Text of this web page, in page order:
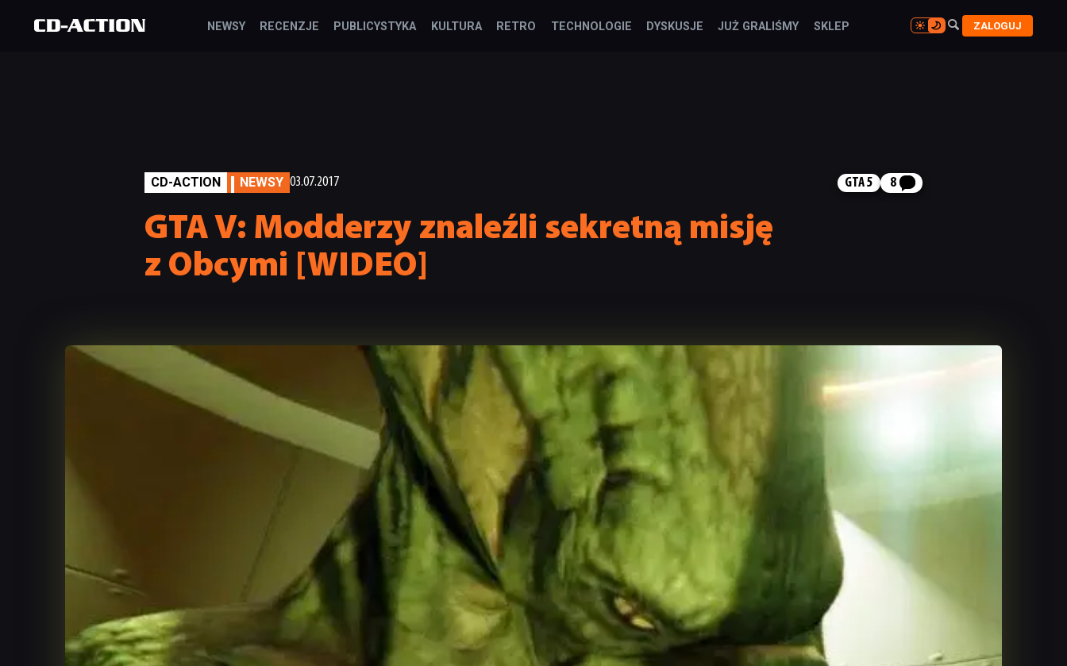
NEWSY RECENZJE PUBLICYSTYKA KULTURA RETRO TECHNOLOGIE DYSKUSJE JUŻ GRALIŚMY SKLEP 
 ZALOGUJ
CD-ACTION NEWSY 03.07.2017 GTA 5 8
GTA V: Modderzy znaleźli sekretną misję
z Obcymi [WIDEO]